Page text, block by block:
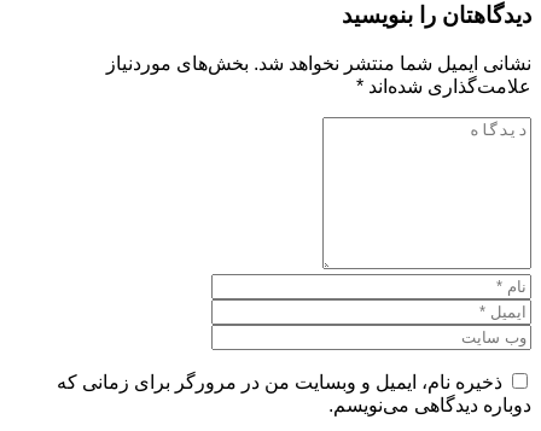
دیدگاهتان را بنویسید
نشانی ایمیل شما منتشر نخواهد شد. بخش‌های موردنیاز
علامت‌گذاری شده‌اند *
ذخیره نام، ایمیل و وبسایت من در مرورگر برای زمانی که
دوباره دیدگاهی می‌نویسم.